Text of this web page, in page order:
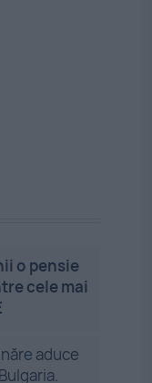
o pensie
cele mai
aduce